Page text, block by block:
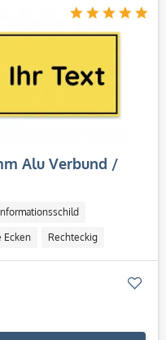
Alu Verbund /
Ecken Rechteckig